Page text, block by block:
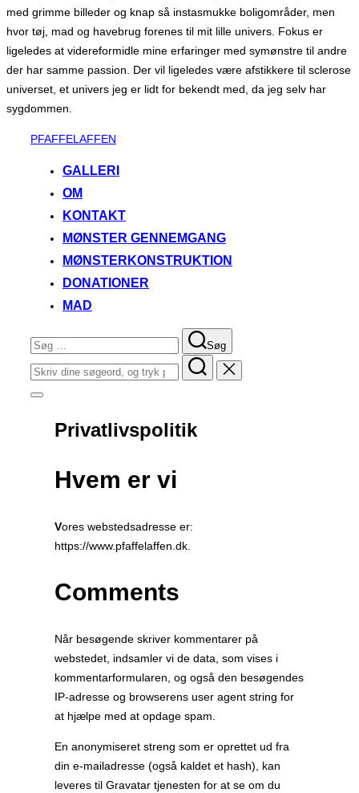
med grimme billeder og knap så instasmukke boligområder, men
hvor tøj, mad og havebrug forenes til mit lille univers. Fokus er
ligeledes at videreformidle mine erfaringer med symønstre til andre
der har samme passion. Der vil ligeledes være afstikkere til sclerose
universet, et univers jeg er lidt for bekendt med, da jeg selv har
sygdommen.
ViderePFAFFELAFFEN
GALLERI
OM
KONTAKT
MØNSTER GENNEMGANG
MØNSTERKONSTRUKTION
DONATIONER
MAD
Søg
efter:
Søg
Søg
efter:
Slå
sidekolonne
Privatlivspolitik
Hvem er vi
Vores webstedsadresse er:
https://www.pfaffelaffen.dk.
Comments
Når besøgende skriver kommentarer på
webstedet, indsamler vi de data, som vises i
kommentarformularen, og også den besøgendes
IP-adresse og browserens user agent string for
at hjælpe med at opdage spam.
En anonymiseret streng som er oprettet ud fra
din e-mailadresse (også kaldet et hash), kan
leveres til Gravatar tjenesten for at se om du